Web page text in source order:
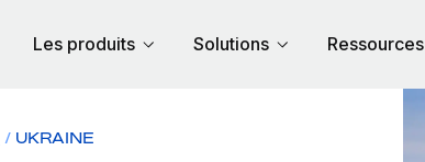
Les produits Solutions Ressources
UKRAINE